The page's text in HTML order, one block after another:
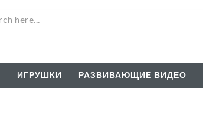
ИГРУШКИ РАЗВИВАЮЩИЕ ВИДЕО